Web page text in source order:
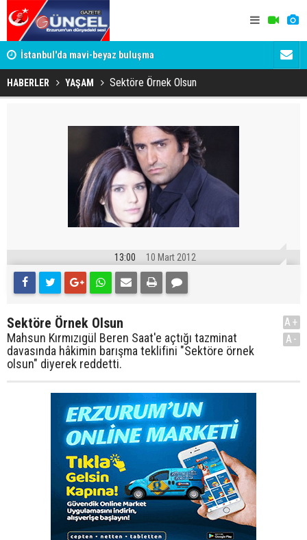
İstanbul'da mavi-beyaz buluşma
HABERLER YAŞAM Sektöre Örnek Olsun
13:00 10 Mart 2012
Sektöre Örnek Olsun
Mahsun Kırmızıgül Beren Saat'e açtığı tazminat
davasında hâkimin barışma teklifini "Sektöre örnek
olsun" diyerek reddetti.
A+
A-